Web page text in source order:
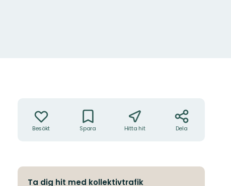
Besökt Spara Hitta hit Dela
Ta dig hit med kollektivtrafik